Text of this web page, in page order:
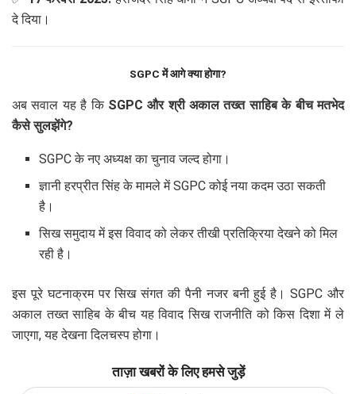
दे दिया।
SGPC में आगे क्या होगा?
अब सवाल यह है कि SGPC और श्री अकाल तख्त साहिब के बीच मतभेद
कैसे सुलझेंगे?
SGPC के नए अध्यक्ष का चुनाव जल्द होगा।
ज्ञानी हरप्रीत सिंह के मामले में SGPC कोई नया कदम उठा सकती
है।
सिख समुदाय में इस विवाद को लेकर तीखी प्रतिक्रिया देखने को मिल
रही है।
इस पूरे घटनाक्रम पर सिख संगत की पैनी नजर बनी हुई है। SGPC और
अकाल तख्त साहिब के बीच यह विवाद सिख राजनीति को किस दिशा में ले
जाएगा, यह देखना दिलचस्प होगा।
ताज़ा खबरों के लिए हमसे जुड़ें